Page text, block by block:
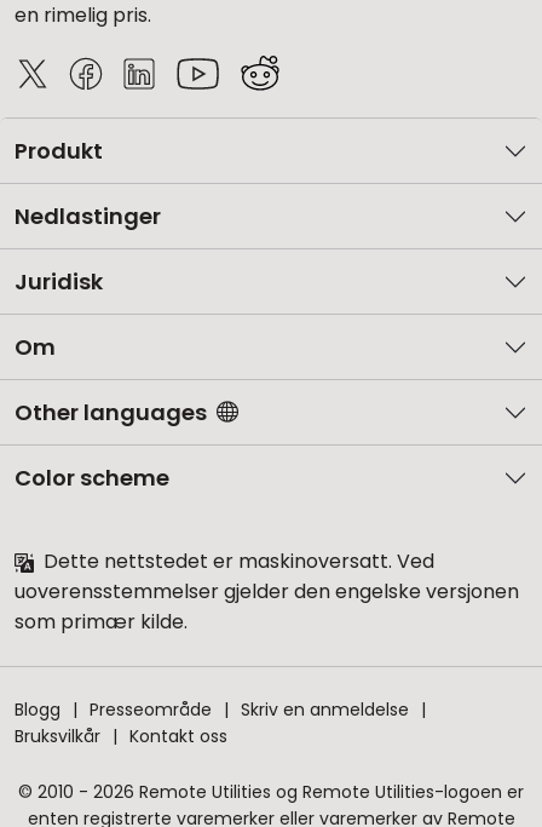
en rimelig pris.
Produkt
Nedlastinger
Juridisk
Om
Other languages
Color scheme
Dette nettstedet er maskinoversatt. Ved
uoverensstemmelser gjelder den engelske versjonen
som primær kilde.
Blogg Presseområde
Skriv en anmeldelse
Bruksvilkår
Kontakt oss
© 2010 - 2026 Remote Utilities og Remote Utilities-logoen er
enten registrerte varemerker eller varemerker av Remote